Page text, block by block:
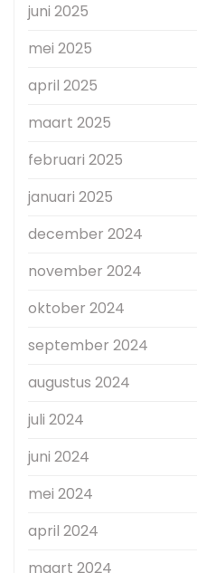
juni 2025
mei 2025
april 2025
maart 2025
februari 2025
januari 2025
december 2024
november 2024
oktober 2024
september 2024
augustus 2024
juli 2024
juni 2024
mei 2024
april 2024
maart 2024